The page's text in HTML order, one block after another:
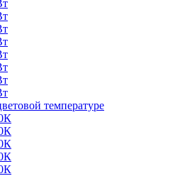
температуре